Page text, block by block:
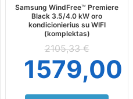
Samsung WindFree™ Premiere
Black 3.5/4.0 kW oro
kondicionierius su WIFI
(komplektas)
2105,33€
1579,00
may
be
chosen
the
product
page